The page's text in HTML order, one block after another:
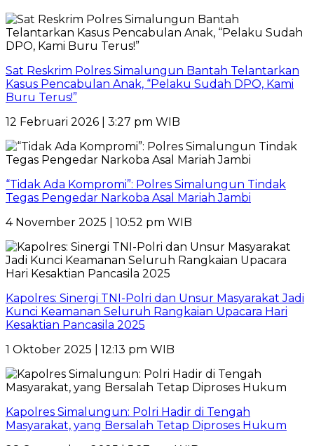
Sat Reskrim Polres Simalungun Bantah Telantarkan
Kasus Pencabulan Anak, “Pelaku Sudah DPO, Kami
Buru Terus!”
12 Februari 2026 | 3:27 pm WIB
“Tidak Ada Kompromi”: Polres Simalungun Tindak
Tegas Pengedar Narkoba Asal Mariah Jambi
4 November 2025 | 10:52 pm WIB
Kapolres: Sinergi TNI-Polri dan Unsur Masyarakat Jadi
Kunci Keamanan Seluruh Rangkaian Upacara Hari
Kesaktian Pancasila 2025
1 Oktober 2025 | 12:13 pm WIB
Kapolres Simalungun: Polri Hadir di Tengah
Masyarakat, yang Bersalah Tetap Diproses Hukum